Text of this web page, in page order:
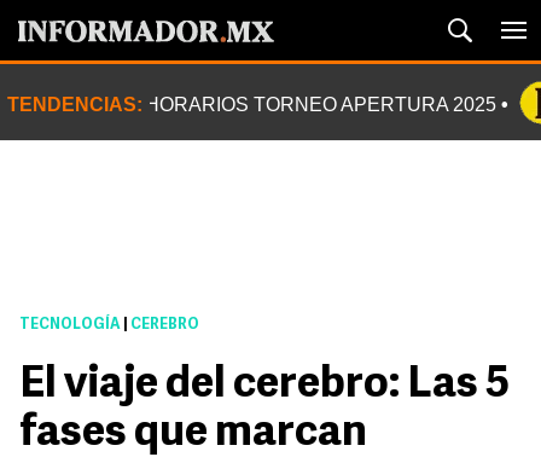
TENDENCIAS: HORARIOS TORNEO APERTURA 2025
TECNOLOGÍA CEREBRO
El viaje del cerebro: Las 5
fases que marcan